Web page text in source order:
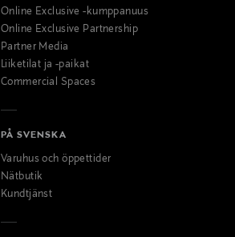
Online Exclusive -kumppanuus
Online Exclusive Partnership
Partner Media
Liiketilat ja -paikat
Commercial Spaces
PÅ SVENSKA
Varuhus och öppettider
Nätbutik
Kundtjänst